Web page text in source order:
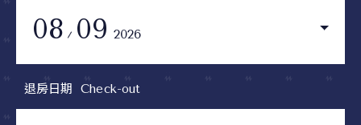
08 09 2026
退房日期 Check-out